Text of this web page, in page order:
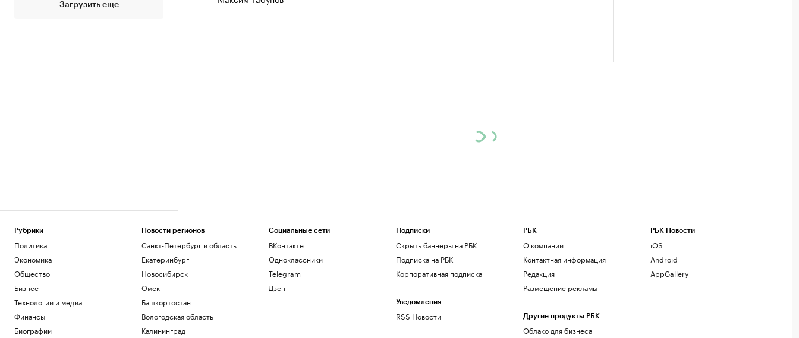
Загрузить еще
Рубрики
Политика
Экономика
Общество
Бизнес
Технологии и медиа
Финансы
Биографии
Новости регионов
Санкт-Петербург и область
Екатеринбург
Новосибирск
Омск
Башкортостан
Вологодская область
Калининград
Социальные сети
ВКонтакте
Одноклассники
Telegram
Дзен
Подписки
Скрыть баннеры на РБК
Подписка на РБК
Корпоративная подписка
Уведомления
RSS Новости
РБК
О компании
Контактная информация
Редакция
Размещение рекламы
Другие продукты РБК
Облако для бизнеса
РБК Новости
iOS
Android
AppGallery